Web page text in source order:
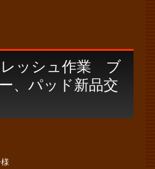
レッシュ作業 ブ
、パッド新品交